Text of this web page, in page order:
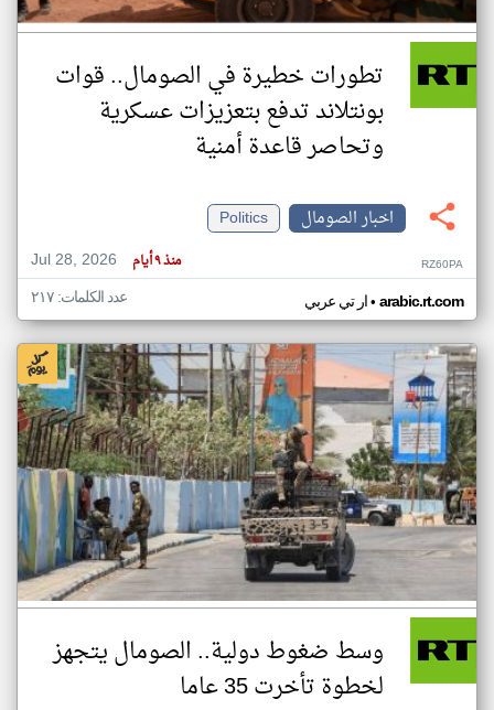
تطورات خطيرة في الصومال.. قوات
بونتلاند تدفع بتعزيزات عسكرية
وتحاصر قاعدة أمنية
اخبار الصومال
Politics
Jul 28, 2026
منذ ٩ أيام RZ60PA
ار تي عربي• arabic.rt.com عدد الكلمات: ٢١٧
وسط ضغوط دولية.. الصومال يتجهز
لخطوة تأخرت 35 عاما